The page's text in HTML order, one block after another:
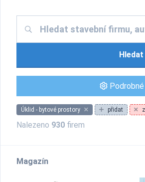
Hledat
Úklid - bytové prostory přidat
Nalezeno 930 firem
Magazín